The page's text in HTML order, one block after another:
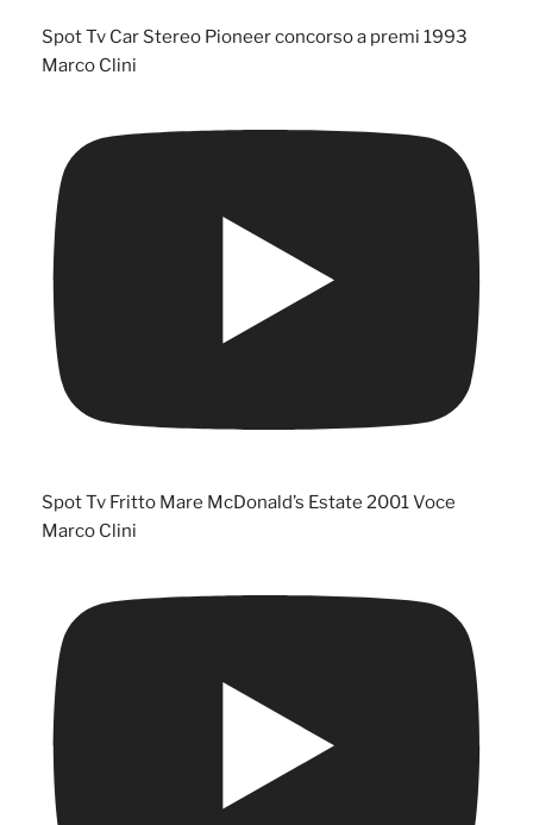
Spot Tv Car Stereo Pioneer concorso a premi 1993
Marco Clini
Spot Tv Fritto Mare McDonald’s Estate 2001 Voce
Marco Clini